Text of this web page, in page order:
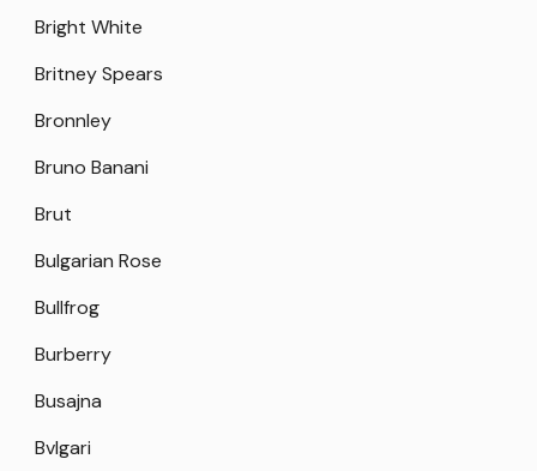
Bright White
Britney Spears
Bronnley
Bruno Banani
Brut
Bulgarian Rose
Bullfrog
Burberry
Busajna
Bvlgari